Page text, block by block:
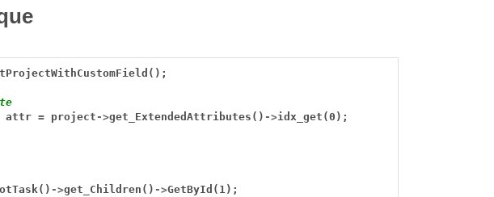
attr = project ->get_ExtendedAttributes() ->idx_get(0);
->get_Children() ->GetById(1);